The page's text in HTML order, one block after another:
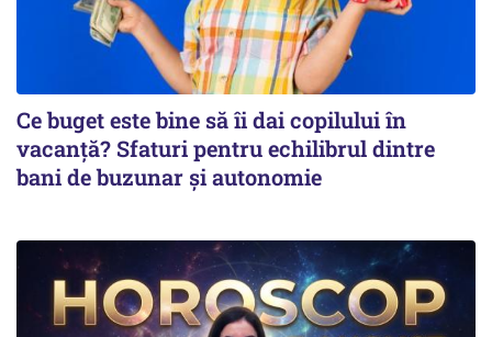
Ce buget este bine să îi dai copilului în
vacanță? Sfaturi pentru echilibrul dintre
bani de buzunar și autonomie